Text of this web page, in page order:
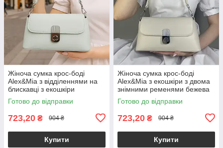
Жіноча сумка крос-боді
Alex&Mia з відділеннями на
блискавці з екошкіри
блакитна
Готово до відправки
723,20 ₴ 904 ₴
Купити
Жіноча сумка крос-боді
Alex&Mia з екошкіри з двома
знімними ременями бежева
Готово до відправки
723,20 ₴ 904 ₴
Купити